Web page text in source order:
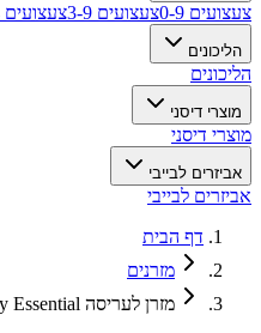
צעצועים 0-9 צעצועים 3-9 צעצועים 9-24
הליכונים
הליכונים
מוצרי דיסני
מוצרי דיסני
אביזרים לבייבי
אביזרים לבייבי
דף הבית
מזרנים
מזרן לעריסה Newton Baby Essential